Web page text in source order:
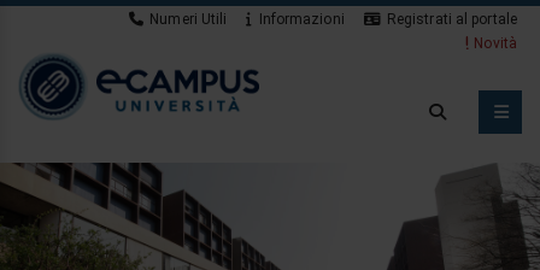
Numeri Utili Informazioni
Registrati al portale
Novità